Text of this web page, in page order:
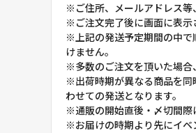
※ご住所、メールアドレス等
※ご注文完了後に画面に表示
※上記の発送予定期間の中で
けません。
※多数のご注文を頂いた場合
※出荷時期が異なる商品を同
わせての発送となります。
※通販の開始直後・〆切間際
※お届けの時期より先にイベ